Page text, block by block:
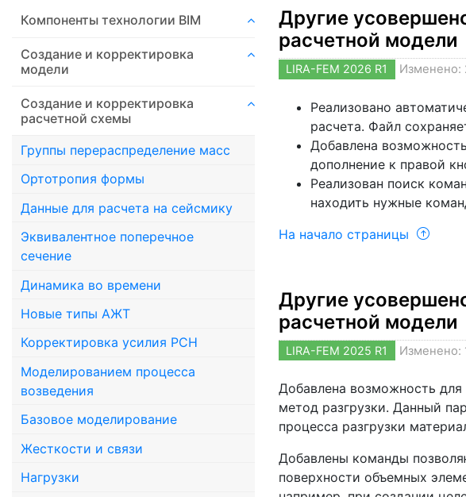
Компоненты технологии ВIM
Создание и корректировка
модели
Создание и корректировка
расчетной схемы
Группы перераспределение масс
Ортотропия формы
Данные для расчета на сейсмику
Эквивалентное поперечное
сечение
Динамика во времени
Новые типы АЖТ
Корректировка усилия РСН
Моделированием процесса
возведения
Базовое моделирование
Жесткости и связи
Нагрузки
Другие
расчетной модели
LIRA-FEM 2026 R1 Изменено:
Реализовано
расчета. Файл
Добавлена
дополнение к правой
Реализован поиск
находить нужные
На начало страницы
Другие
расчетной модели
LIRA-FEM 2025 R1 Изменено:
Добавлена возможность
метод разгрузки. Данный
процесса разгрузки
Добавлены команды
поверхности объемных